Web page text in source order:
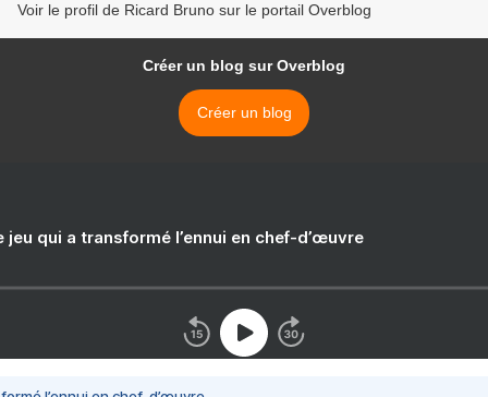
Voir le profil de Ricard Bruno sur le portail Overblog
Créer un blog sur Overblog
Créer un blog
jeu qui a transformé l’ennui en chef-d’œuvre